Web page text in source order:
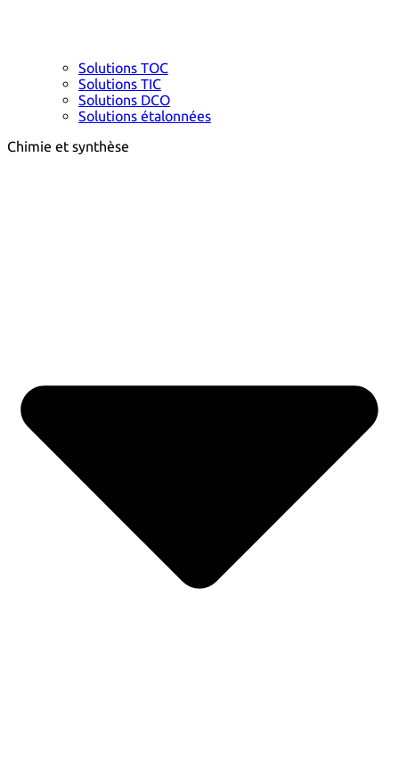
Solutions TOC
Solutions TIC
Solutions DCO
Solutions étalonnées
Chimie et synthèse